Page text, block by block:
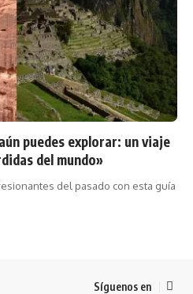
puedes explorar: un viaje
del mundo»
del pasado con esta guía
Síguenos en